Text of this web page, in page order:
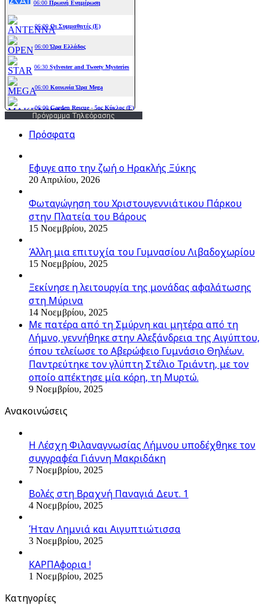
Πρόγραμμα Τηλεόρασης
Πρόσφατα
Εφυγε απο την ζωή o Ηρακλής Ξύκης
20 Απριλίου, 2026
Φωταγώγηση του Χριστουγεννιάτικου Πάρκου
στην Πλατεία του Βάρους
15 Νοεμβρίου, 2025
Άλλη μια επιτυχία του Γυμνασίου Λιβαδοχωρίου
15 Νοεμβρίου, 2025
Ξεκίνησε η λειτουργία της μονάδας αφαλάτωσης
στη Μύρινα
14 Νοεμβρίου, 2025
Με πατέρα από τη Σμύρνη και μητέρα από τη
Λήμνο, γεννήθηκε στην Αλεξάνδρεια της Αιγύπτου,
όπου τελείωσε το Αβερώφειο Γυμνάσιο Θηλέων.
Παντρεύτηκε τον γλύπτη Στέλιο Τριάντη, με τον
οποίο απέκτησε μία κόρη, τη Μυρτώ.
9 Νοεμβρίου, 2025
Ανακοινώσεις
Η Λέσχη Φιλαναγνωσίας Λήμνου υποδέχθηκε τον
συγγραφέα Γιάννη Μακριδάκη
7 Νοεμβρίου, 2025
Βολές στη Βραχνή Παναγιά Δευτ. 1
4 Νοεμβρίου, 2025
Ήταν Λημνιά και Αιγυπτιώτισσα
3 Νοεμβρίου, 2025
ΚΑΡΠΑφορια !
1 Νοεμβρίου, 2025
Kατηγορίες